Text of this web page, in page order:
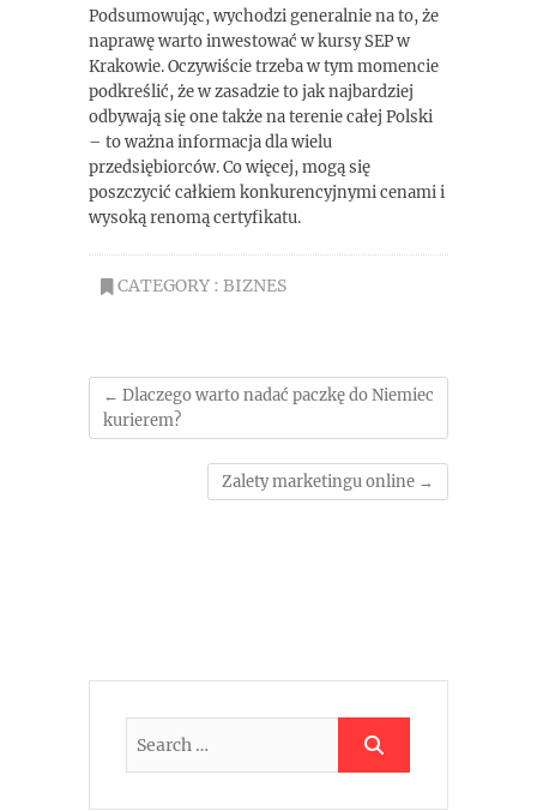
Podsumowując, wychodzi generalnie na to, że
naprawę warto inwestować w kursy SEP w
Krakowie. Oczywiście trzeba w tym momencie
podkreślić, że w zasadzie to jak najbardziej
odbywają się one także na terenie całej Polski
– to ważna informacja dla wielu
przedsiębiorców. Co więcej, mogą się
poszczycić całkiem konkurencyjnymi cenami i
wysoką renomą certyfikatu.
CATEGORY : BIZNES
← Dlaczego warto nadać paczkę do Niemiec
kurierem?
Zalety marketingu online →